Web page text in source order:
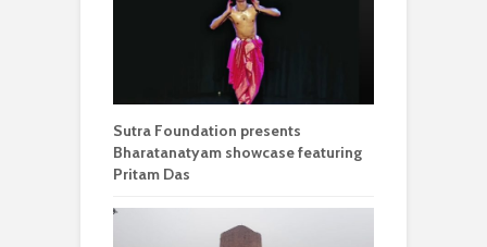
Sutra Foundation presents
Bharatanatyam showcase featuring
Pritam Das